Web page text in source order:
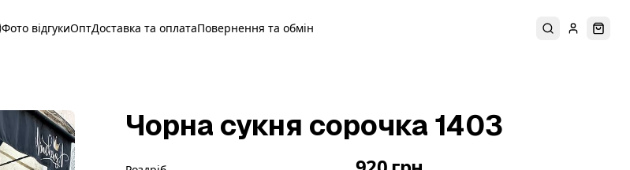
Фото відгукиОптДоставка та оплатаПовернення та обмін ПошукУвійти
Чорна сукня сорочка 1403